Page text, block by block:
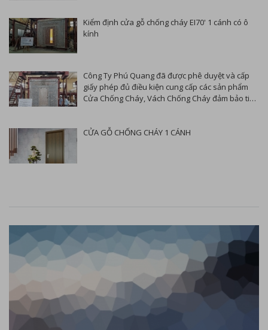
Kiểm định cửa gỗ chống cháy EI70' 1 cánh có ô
kính
Công Ty Phú Quang đã được phê duyệt và cấp
giấy phép đủ điều kiện cung cấp các sản phẩm
Cửa Chống Cháy, Vách Chống Cháy đảm bảo tiêu
CỬA GỖ CHỐNG CHÁY 1 CÁNH